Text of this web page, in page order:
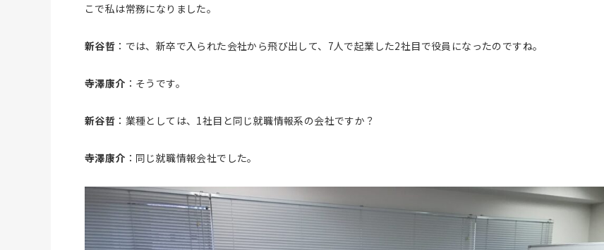
こで私は常務になりました。
新谷哲 ：では、新卒で入られた会社から飛び出して、7人で起業した2社目で役員になったのですね。
寺澤康介 ：そうです。
新谷哲 ：業種としては、1社目と同じ就職情報系の会社ですか？
寺澤康介 ：同じ就職情報会社でした。